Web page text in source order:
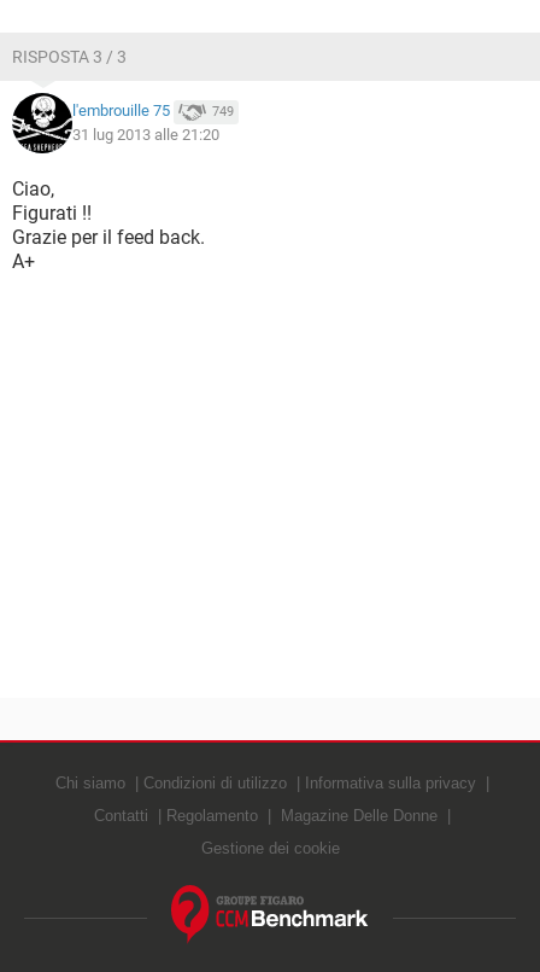
RISPOSTA 3 / 3
l'embrouille 75 749
31 lug 2013 alle 21:20
Ciao,
Figurati !!
Grazie per il feed back.
A+
Chi siamo Condizioni di utilizzo
Informativa sulla privacy
Contatti
Regolamento
Magazine Delle Donne
Gestione dei cookie